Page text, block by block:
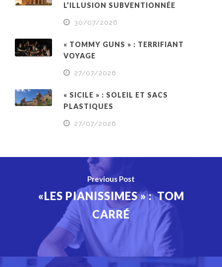
L’ILLUSION SUBVENTIONNÉE
30/07/2026
« TOMMY GUNS » : TERRIFIANT
VOYAGE
27/07/2026
« SICILE » : SOLEIL ET SACS
PLASTIQUES
27/07/2026
Previous Post
«LES PIANISSIMES » : TOM
CARRÉ